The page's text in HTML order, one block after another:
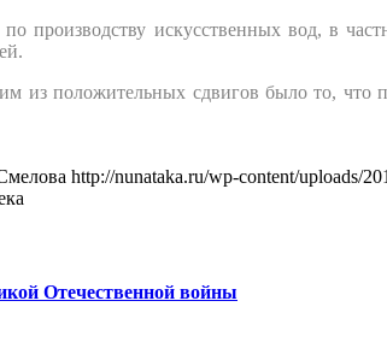
производству искусственных вод, в
из положительных сдвигов было то, что
http://nunataka.ru/wp-content/uploads/
Отечественной войны